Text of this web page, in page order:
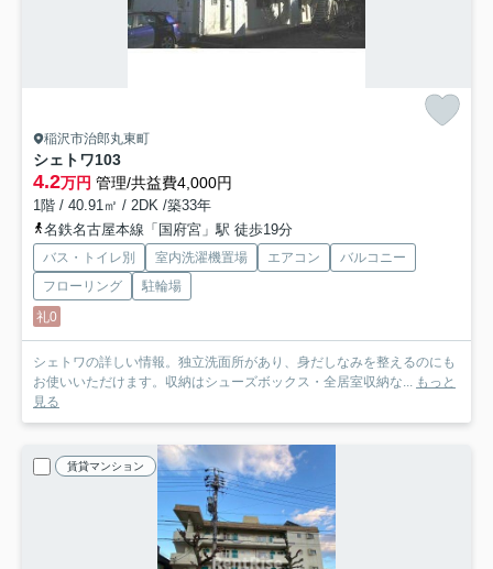
稲沢市治郎丸東町
シェトワ103
4.2万円 管理/共益費4,000円
1階 / 40.91㎡ / 2DK /築33年
名鉄名古屋本線「国府宮」駅 徒歩19分
バス・トイレ別 室内洗濯機置場 エアコン
バルコニー
フローリング
駐輪場
礼0
シェトワの詳しい情報。独立洗面所があり、身だしなみを整えるのにも
お使いいただけます。収納はシューズボックス・全居室収納な... もっと
見る
賃貸マンション